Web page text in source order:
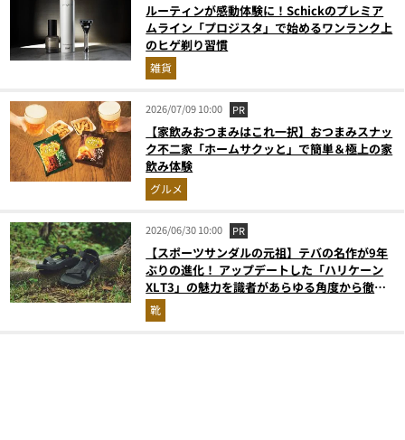
ルーティンが感動体験に！Schickのプレミア
ムライン「プロジスタ」で始めるワンランク上
のヒゲ剃り習慣
雑貨
2026/07/09 10:00 PR
【家飲みおつまみはこれ一択】おつまみスナッ
ク不二家「ホームサクッと」で簡単＆極上の家
飲み体験
グルメ
2026/06/30 10:00 PR
【スポーツサンダルの元祖】テバの名作が9年
ぶりの進化！ アップデートした「ハリケーン
XLT3」の魅力を識者があらゆる角度から徹底
解説！
靴